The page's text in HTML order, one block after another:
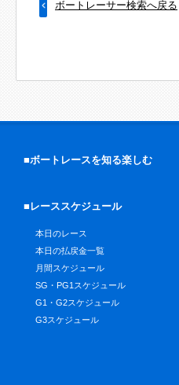
ボートレーサー検索へ戻る
■ボートレースを知る楽しむ
■レーススケジュール
本日のレース
本日の払戻金一覧
月間スケジュール
SG・PG1スケジュール
G1・G2スケジュール
G3スケジュール